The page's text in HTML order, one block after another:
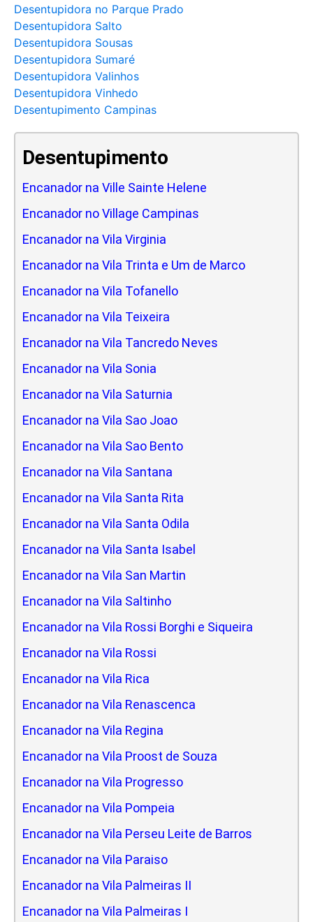
Desentupidora no Parque Prado
Desentupidora Salto
Desentupidora Sousas
Desentupidora Sumaré
Desentupidora Valinhos
Desentupidora Vinhedo
Desentupimento Campinas
Desentupimento
Encanador na Ville Sainte Helene
Encanador no Village Campinas
Encanador na Vila Virginia
Encanador na Vila Trinta e Um de Marco
Encanador na Vila Tofanello
Encanador na Vila Teixeira
Encanador na Vila Tancredo Neves
Encanador na Vila Sonia
Encanador na Vila Saturnia
Encanador na Vila Sao Joao
Encanador na Vila Sao Bento
Encanador na Vila Santana
Encanador na Vila Santa Rita
Encanador na Vila Santa Odila
Encanador na Vila Santa Isabel
Encanador na Vila San Martin
Encanador na Vila Saltinho
Encanador na Vila Rossi Borghi e Siqueira
Encanador na Vila Rossi
Encanador na Vila Rica
Encanador na Vila Renascenca
Encanador na Vila Regina
Encanador na Vila Proost de Souza
Encanador na Vila Progresso
Encanador na Vila Pompeia
Encanador na Vila Perseu Leite de Barros
Encanador na Vila Paraiso
Encanador na Vila Palmeiras II
Encanador na Vila Palmeiras I